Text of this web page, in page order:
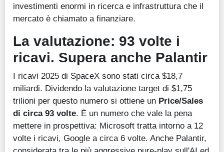
investimenti enormi in ricerca e infrastruttura che il
mercato è chiamato a finanziare.
La valutazione: 93 volte i
ricavi. Supera anche Palantir
I ricavi 2025 di SpaceX sono stati circa $18,7
miliardi. Dividendo la valutazione target di $1,75
trilioni per questo numero si ottiene un Price/Sales
di circa 93 volte. È un numero che vale la pena
mettere in prospettiva: Microsoft tratta intorno a 12
volte i ricavi, Google a circa 6 volte. Anche Palantir,